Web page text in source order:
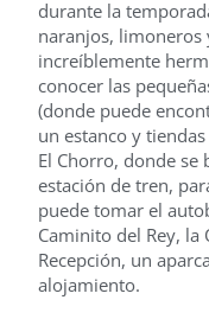
durante la
naranjos, limoneros
increíblemente
conocer las
(donde puede
un estanco y
El Chorro, donde
estación de tren,
puede tomar el
Caminito del Rey,
Recepción, un
alojamiento.